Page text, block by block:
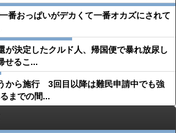
番おっぱいがデカくて一番オカズにされて
が決定したクルド人、帰国便で暴れ放尿し
せるこ...
から施行 3回目以降は難民申請中でも強
までの間...